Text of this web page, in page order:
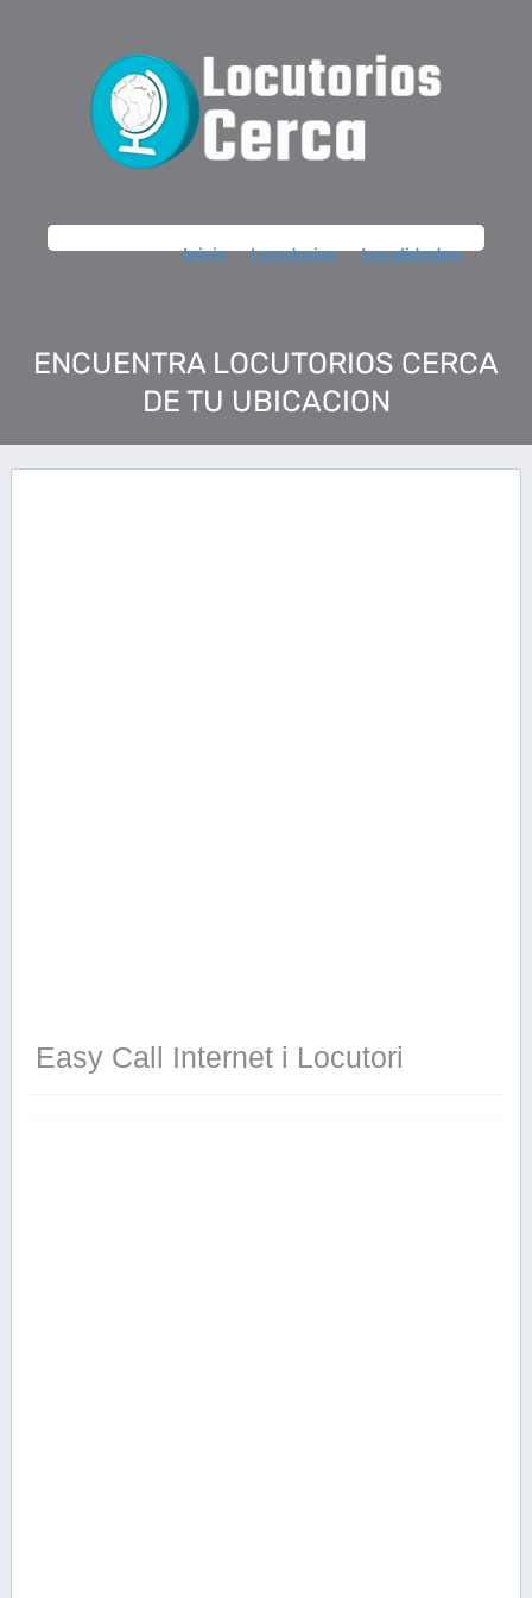
Inicio Locutorios Localidades
ENCUENTRA LOCUTORIOS CERCA
DE TU UBICACION
Easy Call Internet i Locutori